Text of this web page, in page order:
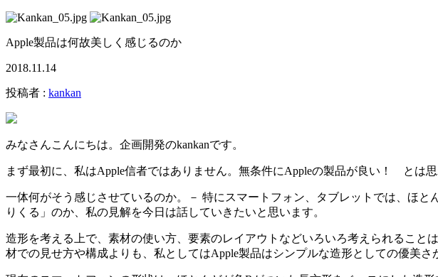
Apple製品は何故美しく感じるのか
2018.11.14
投稿者 : kankan
みなさんこんにちは。企画開発のkankanです。
まず最初に、私はApple信者ではありません。無条件にAppleの製品が良い！ とは
一体何がそう感じさせているのか。－ 特にスマートフォン、タブレットでは、ほと
りくる」のか、私の見解を今日は話していきたいと思います。
造形を考える上で、素材の使い方、要素のレイアウトなどいろいろ考えられるこ
材での見せ方や構成よりも、私としてはApple製品はシンプルな造形としての優美